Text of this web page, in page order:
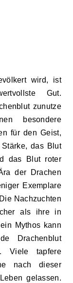
wird, ist
Gut.
zunutze
besondere
für den Geist,
das Blut
das Blut roter
der Drachen
Exemplare
Nachzuchten
als ihre in
Mythos kann
Drachenblut
Viele tapfere
nach dieser
gelassen.